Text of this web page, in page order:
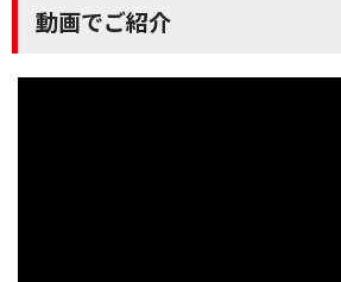
動画でご紹介